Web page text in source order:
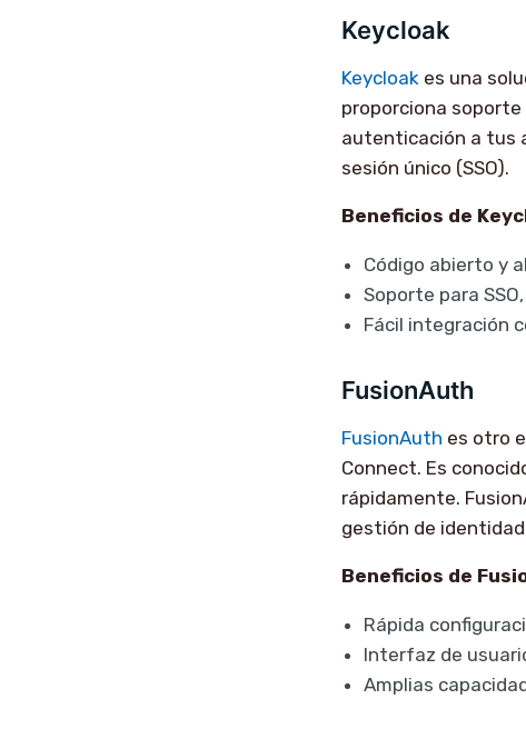
Keycloak
Keycloak es una
proporciona soporte
autenticación a tus
sesión único (SSO).
Beneficios de
Código abierto y
Soporte para
Fácil integración
FusionAuth
FusionAuth es otro
Connect. Es
rápidamente.
gestión de
Beneficios de
Rápida
Interfaz de
Amplias